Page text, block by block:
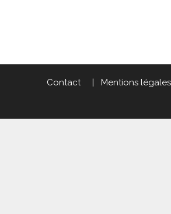
Contact| Mentions légales